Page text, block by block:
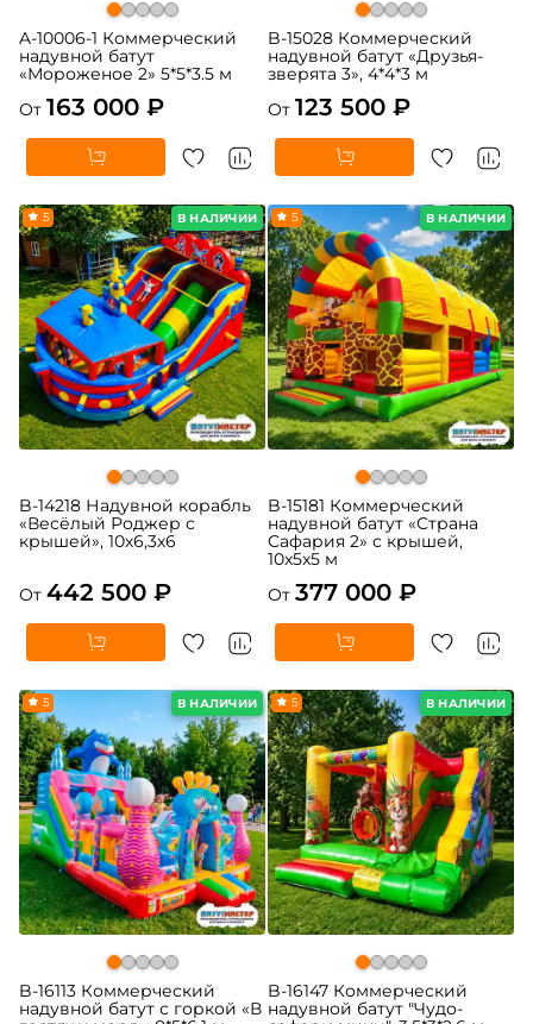
A-10006-1 Коммерческий
надувной батут
«Мороженое 2» 5*5*3.5 м
От 163 000 ₽
B-15028 Коммерческий
надувной батут «Друзья-
зверята 3», 4*4*3 м
От 123 500 ₽
В НАЛИЧИИ
5
B-14218 Надувной корабль
«Весёлый Роджер с
крышей», 10х6,3х6
От 442 500 ₽
В НАЛИЧИИ
5
B-15181 Коммерческий
надувной батут «Страна
Сафария 2» с крышей,
10x5x5 м
От 377 000 ₽
В НАЛИЧИИ
5
B-16113 Коммерческий
надувной батут с горкой «В
В НАЛИЧИИ
5
B-16147 Коммерческий
надувной батут "Чудо-